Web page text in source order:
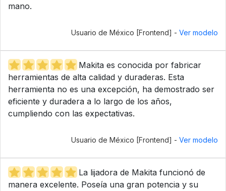
mano.
Usuario de México [Frontend] - Ver modelo
Makita es conocida por fabricar
herramientas de alta calidad y duraderas. Esta
herramienta no es una excepción, ha demostrado ser
eficiente y duradera a lo largo de los años,
cumpliendo con las expectativas.
Usuario de México [Frontend] - Ver modelo
La lijadora de Makita funcionó de
manera excelente. Poseía una gran potencia y su